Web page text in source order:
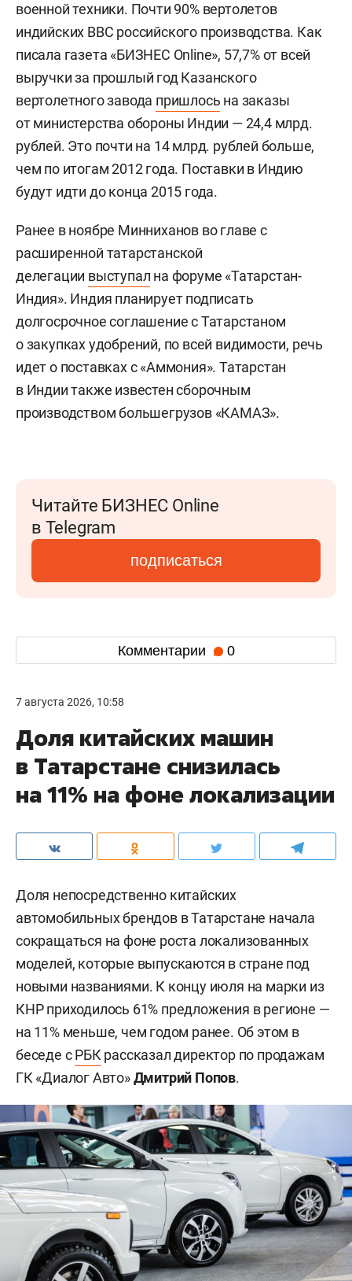
военной техники. Почти 90% вертолетов
индийских ВВС российского производства. Как
писала газета «БИЗНЕС Online», 57,7% от всей
выручки за прошлый год Казанского
вертолетного завода пришлось на заказы
от министерства обороны Индии — 24,4 млрд.
рублей. Это почти на 14 млрд. рублей больше,
чем по итогам 2012 года. Поставки в Индию
будут идти до конца 2015 года.
Ранее в ноябре Минниханов во главе с
расширенной татарстанской
делегации выступал на форуме «Татарстан-
Индия». Индия планирует подписать
долгосрочное соглашение с Татарстаном
о закупках удобрений, по всей видимости, речь
идет о поставках с «Аммония». Татарстан
в Индии также известен сборочным
производством большегрузов «КАМАЗ».
Читайте БИЗНЕС Online
в Telegram
подписаться
Комментарии 0
7 августа 2026, 10:58
Доля китайских машин
в Татарстане снизилась
на 11% на фоне локализации
Доля непосредственно китайских
автомобильных брендов в Татарстане начала
сокращаться на фоне роста локализованных
моделей, которые выпускаются в стране под
новыми названиями. К концу июля на марки из
КНР приходилось 61% предложения в регионе —
на 11% меньше, чем годом ранее. Об этом в
беседе сРБК рассказал директор по продажам
ГК «Диалог Авто»Дмитрий Попов.